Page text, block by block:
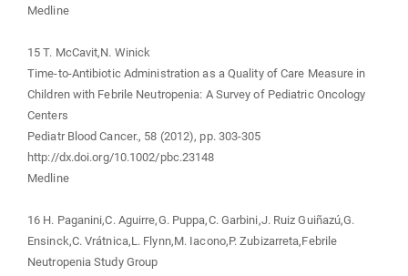
Medline
15 T. McCavit,N. Winick
Time-to-Antibiotic Administration as a Quality of Care Measure in
Children with Febrile Neutropenia: A Survey of Pediatric Oncology
Centers
Pediatr Blood Cancer., 58 (2012), pp. 303-305
http://dx.doi.org/10.1002/pbc.23148
Medline
16 H. Paganini,C. Aguirre,G. Puppa,C. Garbini,J. Ruiz Guiñazú,G.
Ensinck,C. Vrátnica,L. Flynn,M. Iacono,P. Zubizarreta,Febrile
Neutropenia Study Group